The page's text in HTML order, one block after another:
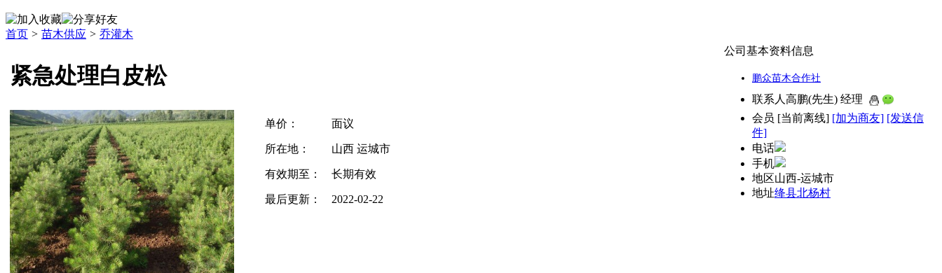
首页 > 苗木供应 > 乔灌木
紧急处理白皮松
单价： 面议
所在地： 山西 运城市
有效期至： 长期有效
最后更新： 2022-02-22
公司基本资料信息
鹏众苗木合作社
联系人 高鹏(先生) 经理
会员 [当前离线] [加为商友] [发送信
件]
电话
手机
地区山西-运城市
地址绛县北杨村